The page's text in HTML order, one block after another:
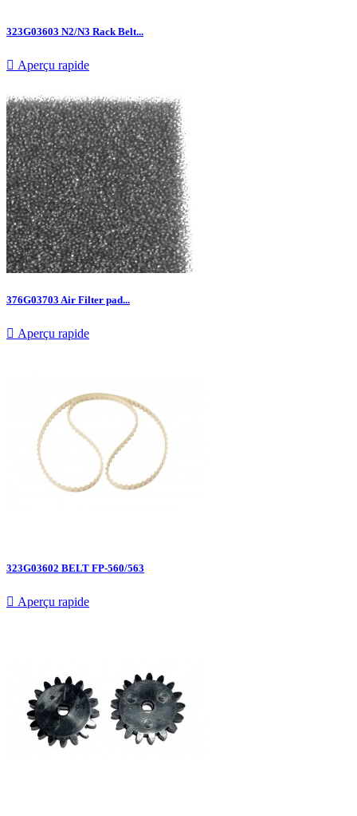
323G03603 N2/N3 Rack Belt...
 Aperçu rapide
376G03703 Air Filter pad...
 Aperçu rapide
323G03602 BELT FP-560/563
 Aperçu rapide